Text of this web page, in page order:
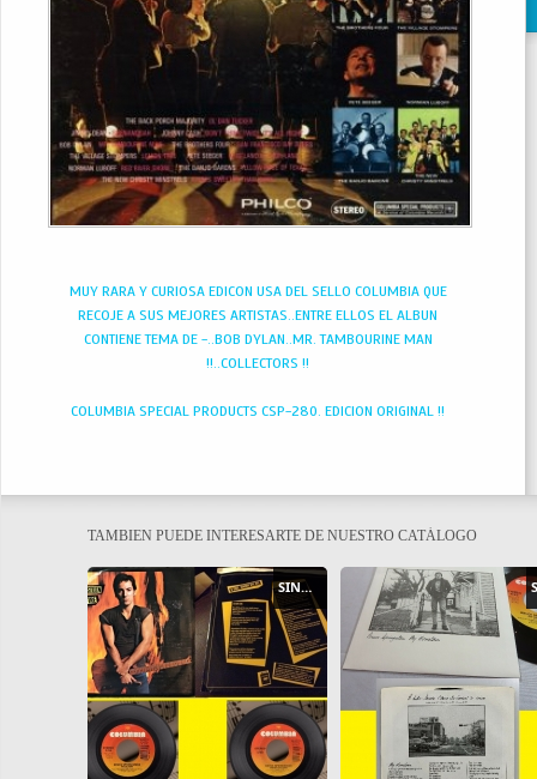
MUY RARA Y CURIOSA EDICON USA DEL SELLO COLUMBIA QUE
RECOJE A SUS MEJORES ARTISTAS..ENTRE ELLOS EL ALBUN
CONTIENE TEMA DE -..BOB DYLAN..MR. TAMBOURINE MAN
!!..COLLECTORS !!
COLUMBIA SPECIAL PRODUCTS CSP-280. EDICION ORIGINAL !!
TAMBIEN PUEDE INTERESARTE DE NUESTRO CATÁLOGO
SINGLE